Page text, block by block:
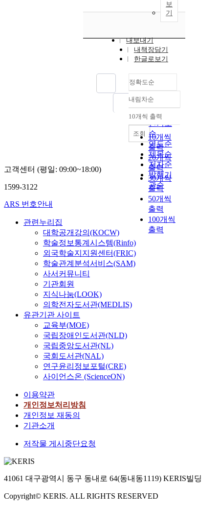
보
기
내보내기
내책장담기
한글로보기
정확도순
정확도
순
인기도
순
연도순
제목순
저자순
발행기
관순
내림차순
내림차순
10개씩 출력
10개씩
출력
20개씩
출력
30개씩
출력
50개씩
출력
100개씩
출력
조회
고객센터 (평일: 09:00~18:00)
1599-3122
ARS 번호안내
관련누리집
대학공개강의(KOCW)
학술정보통계시스템(Rinfo)
외국학술지지원센터(FRIC)
학술관계분석서비스(SAM)
사서커뮤니티
기관회원
지식나눔(LOOK)
의학전자도서관(MEDLIS)
유관기관 사이트
교육부(MOE)
국립장애인도서관(NLD)
국립중앙도서관(NL)
국회도서관(NAL)
연구윤리정보포털(CRE)
사이언스온 (ScienceON)
이용약관
개인정보처리방침
개인정보 재동의
기관소개
저작물 게시중단요청
41061 대구광역시 동구 동내로 64(동내동1119) KERIS빌딩
Copyright© KERIS. ALL RIGHTS RESERVED